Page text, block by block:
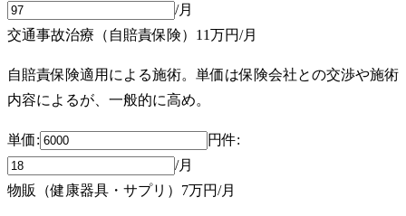
/月
交通事故治療（自賠責保険） 11万円/月
自賠責保険適用による施術。単価は保険会社との交渉や施術
内容によるが、一般的に高め。
単価: 円件:
/月
物販（健康器具・サプリ） 7万円/月